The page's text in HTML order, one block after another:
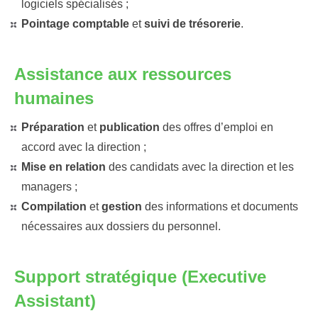
logiciels spécialisés ;
Pointage comptable etsuivi de trésorerie.
Assistance aux ressources
humaines
Préparation et publication des offres d’emploi en
accord avec la direction ;
Mise en relation des candidats avec la direction et les
managers ;
Compilation etgestion des informations et documents
nécessaires aux dossiers du personnel.
Support stratégique (Executive
Assistant)